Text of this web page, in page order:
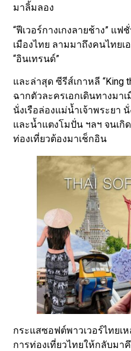
มาลิ้มลอง
“ฟีเวอร์กางเกงลายช้าง” แ
เมืองไทย ลามมาถึงคนไทยเ
“อินเทรนด์”
และล่าสุด ซีรีส์เกาหลี “King
ฉากตัวละครเอกเดินทางมา
นั่งเรือล่องแม่น้ำเจ้าพระยา
และน้ำแตงโมปั่น ฯลฯ จนเ
ท่องเที่ยวต้องมาเช็กอิน
กระแสซอฟต์พาวเวอร์ไทยเ
การท่องเที่ยวไทยให้กลับมา